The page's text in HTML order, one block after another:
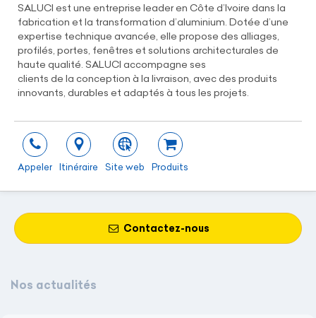
SALUCI est une entreprise leader en Côte d’Ivoire dans la
fabrication et la transformation d’aluminium. Dotée d’une
expertise technique avancée, elle propose des alliages,
profilés, portes, fenêtres et solutions architecturales de
haute qualité. SALUCI accompagne ses
clients de la conception à la livraison, avec des produits
innovants, durables et adaptés à tous les projets.
Appeler Itinéraire Site web Produits
Contactez-nous
Nos actualités